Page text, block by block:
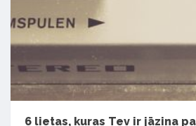
6 lietas, kuras Tev ir jāzina